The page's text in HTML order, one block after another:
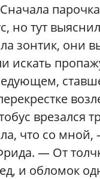
но тут
зонтик, они
искать
врезался
что со
— От
и обломок